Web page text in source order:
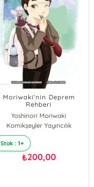
Moriwaki'nin Deprem
Rehberi
Yoshinori Moriwaki
Komikşeyler Yayıncılık
Stok : 1+
₺200,00